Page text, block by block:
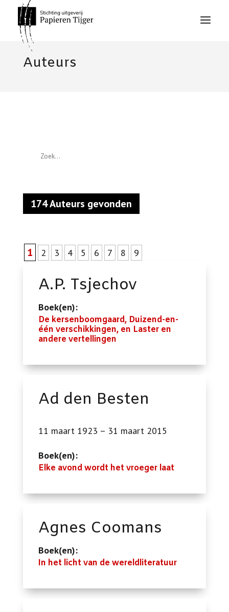
Auteurs
Zoek
174 Auteurs gevonden
1 2 3 4 5 6 7 8 9
A.P. Tsjechov
Boek(en):
De kersenboomgaard, Duizend-en-
één verschikkingen, en Laster en
andere vertellingen
Ad den Besten
11 maart 1923 – 31 maart 2015
Boek(en):
Elke avond wordt het vroeger laat
Agnes Coomans
Boek(en):
In het licht van de wereldliteratuur